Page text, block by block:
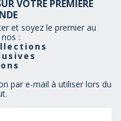
VOTRE PREMIÈRE
et soyez le premier au
:
par e-mail à utiliser lors du